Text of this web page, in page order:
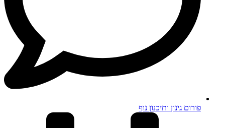
פורום גינון ותיכנון נוף